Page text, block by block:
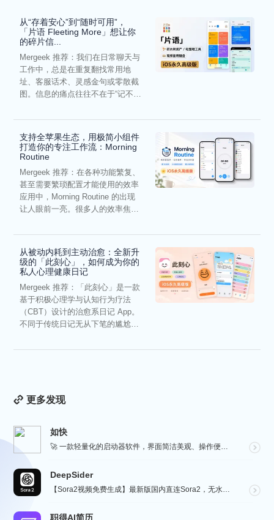
从“存着安心”到“随时可用”，
「片语 Fleeting More」想让你
的碎片信...
Mergeek 推荐：我们在日常聊天与
工作中，总是在重复翻找常用地
址、客服话术、灵感金句或零散截
图。信息的痛点往往不在于“记不
支持全苹果生态，用极简小组件
打造你的专注工作流：Morning
Routine
Mergeek 推荐：在各种功能繁复、
甚至需要繁琐配置才能使用的效率
应用中，Morning Routine 的出现
让人眼前一亮。很多人的效率焦
从被动内耗到主动治愈：全新升
级的「此刻心」，如何成为你的
私人心理健康日记
Mergeek 推荐：「此刻心」是一款
基于积极心理学与认知行为疗法
（CBT）设计的治愈系日记 App。
不同于传统日记无从下笔的尴尬，
更多发现
如快
🚀 一款轻量化的启动器软件，界面简洁美观、操作便捷，并且支持插件开发。支持全键盘操作。开发者目前处于...
DeepSider
【Sora2视频免费生成】最新版国内直连Sora2，无水印免费使用，无需邀请码，一键生成大片，人物自...
职得AI简历